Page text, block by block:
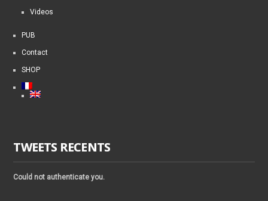
Videos
PUB
Contact
SHOP
TWEETS RECENTS
Could not authenticate you.